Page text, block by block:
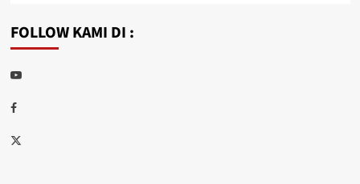
FOLLOW KAMI DI :
Youtube
Facebook
Twitter